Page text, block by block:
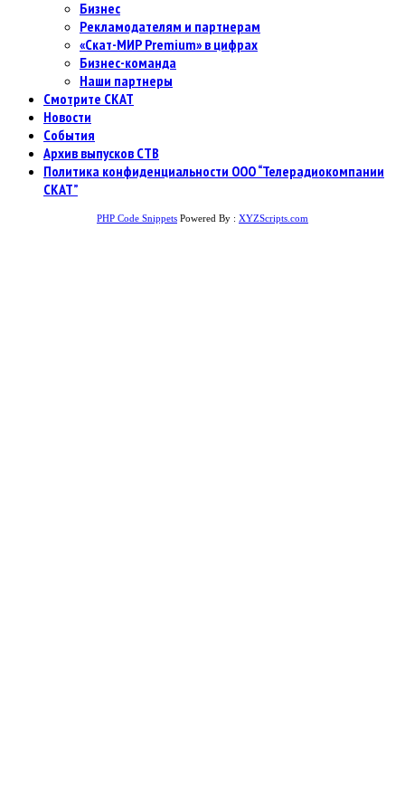
Бизнес
Рекламодателям и партнерам
«Скат-МИР Premium» в цифрах
Бизнес-команда
Наши партнеры
Смотрите СКАТ
Новости
События
Архив выпусков СТВ
Политика конфиденциальности ООО “Телерадиокомпании
СКАТ”
PHP Code Snippets Powered By : XYZScripts.com